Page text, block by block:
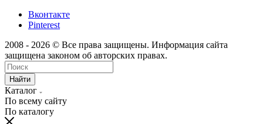
Вконтакте
Pinterest
2008 - 2026 © Все права защищены. Информация сайта
защищена законом об авторских правах.
Найти
Каталог
По всему сайту
По каталогу